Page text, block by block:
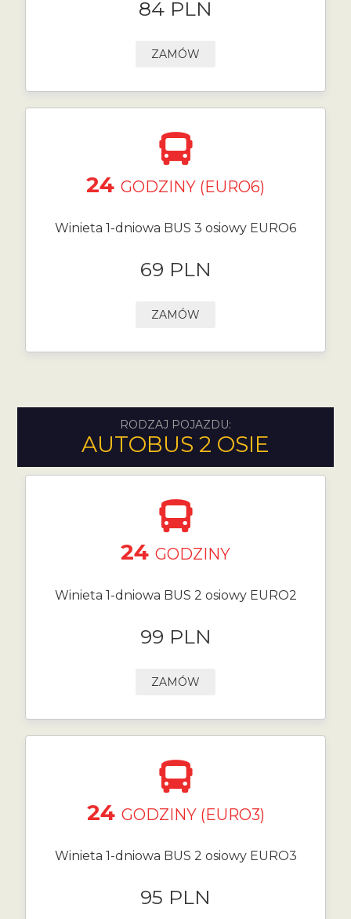
84 PLN
ZAMÓW
24 GODZINY (EURO6)
Winieta 1-dniowa BUS 3 osiowy EURO6
69 PLN
ZAMÓW
RODZAJ POJAZDU:
AUTOBUS 2 OSIE
24 GODZINY
Winieta 1-dniowa BUS 2 osiowy EURO2
99 PLN
ZAMÓW
24 GODZINY (EURO3)
Winieta 1-dniowa BUS 2 osiowy EURO3
95 PLN